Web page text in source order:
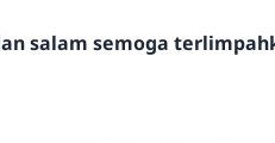
salam semoga